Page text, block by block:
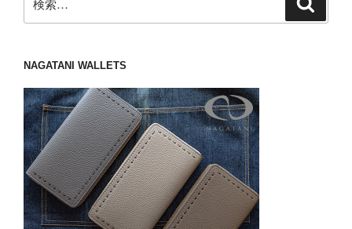
索:
NAGATANI WALLETS